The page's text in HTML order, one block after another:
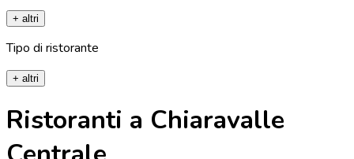
+ altri
Tipo di ristorante
+ altri
Ristoranti a Chiaravalle